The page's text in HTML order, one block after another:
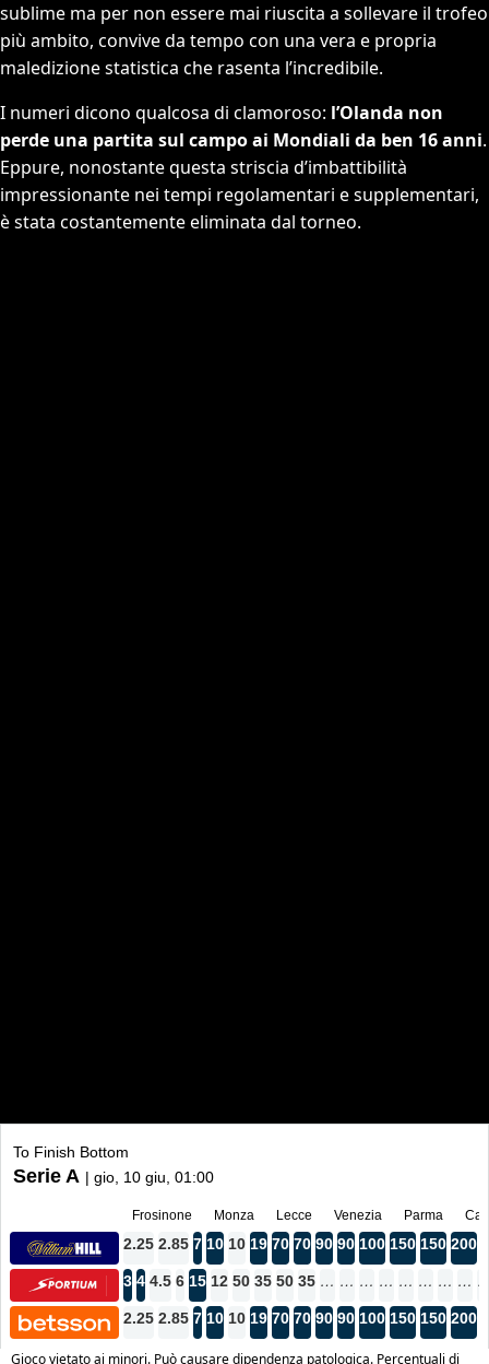
sublime ma per non essere mai riuscita a sollevare il trofeo
più ambito, convive da tempo con una vera e propria
maledizione statistica che rasenta l’incredibile.
I numeri dicono qualcosa di clamoroso: l’Olanda non
perde una partita sul campo ai Mondiali da ben 16 anni.
Eppure, nonostante questa striscia d’imbattibilità
impressionante nei tempi regolamentari e supplementari,
è stata costantemente eliminata dal torneo.